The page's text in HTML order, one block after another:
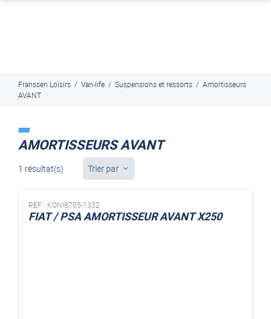
Franssen Loisirs / Van-life / Suspensions et ressorts / Amortisseurs
AVANT
AMORTISSEURS AVANT
1 résultat(s) Trier par
REF : KONI8705-1332
FIAT / PSA AMORTISSEUR AVANT X250